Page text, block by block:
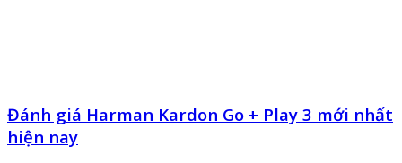
Đánh giá Harman Kardon Go + Play 3 mới nhất
hiện nay